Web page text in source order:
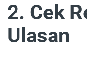
2. Cek
Ulasan